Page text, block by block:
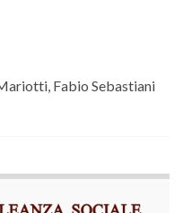
Fabio Sebastiani